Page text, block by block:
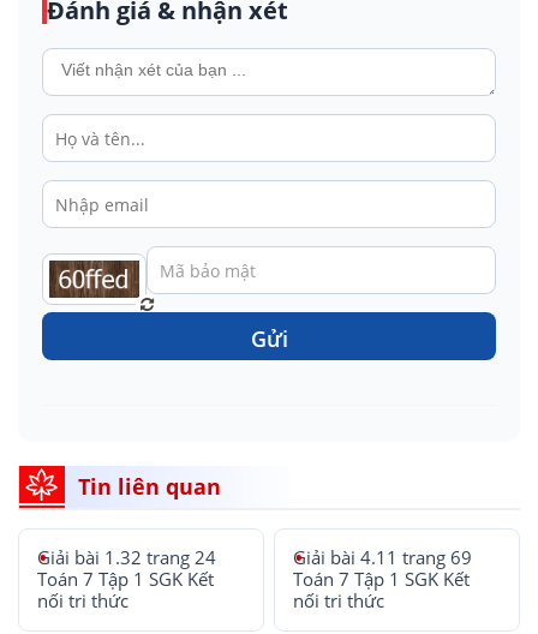
Đánh giá & nhận xét
Gửi
Tin liên quan
Giải bài 1.32 trang 24
Toán 7 Tập 1 SGK Kết
nối tri thức
Giải bài 4.11 trang 69
Toán 7 Tập 1 SGK Kết
nối tri thức